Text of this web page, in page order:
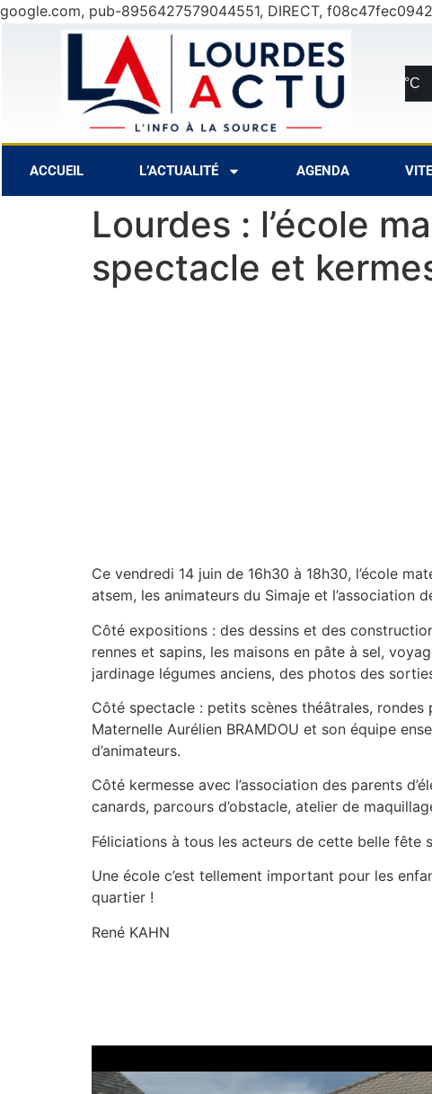
google.com, pub-8956427579044551, DIRECT,
9 Août 10 Août
ACCUEIL L’ACTUALITÉ AGENDA
Lourdes : l’école
spectacle et
Ce vendredi 14 juin de 16h30 à 18h30, l’école
atsem, les animateurs du Simaje et l’association
Côté expositions : des dessins et des
rennes et sapins, les maisons en pâte à sel,
jardinage légumes anciens, des photos des
Côté spectacle : petits scènes théâtrales, rondes
Maternelle Aurélien BRAMDOU et son équipe
d’animateurs.
Côté kermesse avec l’association des parents
canards, parcours d’obstacle, atelier de
Féliciations à tous les acteurs de cette belle fête
Une école c’est tellement important pour les
quartier !
René KAHN